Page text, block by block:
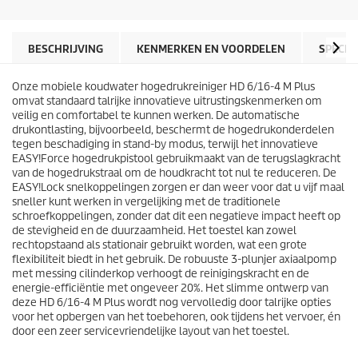
s
n
.
BESCHRIJVING KENMERKEN EN VOORDELEN
Onze mobiele koudwater hogedrukreiniger HD 6/16-4 M Plus
omvat standaard talrijke innovatieve uitrustingskenmerken om
veilig en comfortabel te kunnen werken. De automatische
drukontlasting, bijvoorbeeld, beschermt de hogedrukonderdelen
tegen beschadiging in stand-by modus, terwijl het innovatieve
EASY!Force hogedrukpistool gebruikmaakt van de terugslagkracht
van de hogedrukstraal om de houdkracht tot nul te reduceren. De
EASY!Locksnelkoppelingen zorgen er dan weer voor dat u vijf maal
sneller kunt werken in vergelijking met de traditionele
schroefkoppelingen, zonder dat dit een negatieve impact heeft op
de stevigheid en de duurzaamheid. Het toestel kan zowel
rechtopstaand als stationair gebruikt worden, wat een grote
flexibiliteit biedt in het gebruik. De robuuste 3-plunjer axiaalpomp
met messing cilinderkop verhoogt de reinigingskracht en de
energie-efficiëntie met ongeveer 20%. Het slimme ontwerp van
deze HD 6/16-4 M Plus wordt nog vervolledig door talrijke opties
voor het opbergen van het toebehoren, ook tijdens het vervoer, én
door een zeer servicevriendelijke layout van het toestel.